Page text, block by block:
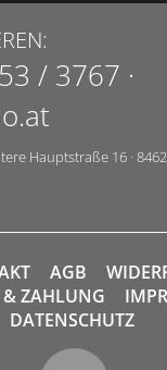
/ 3767 ·
Hauptstraße 16 · 8462
AGB
& ZAHLUNG
DATENSCHUTZ